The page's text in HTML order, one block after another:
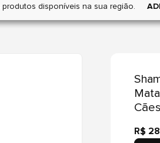
produtos disponíveis na sua região.
R$